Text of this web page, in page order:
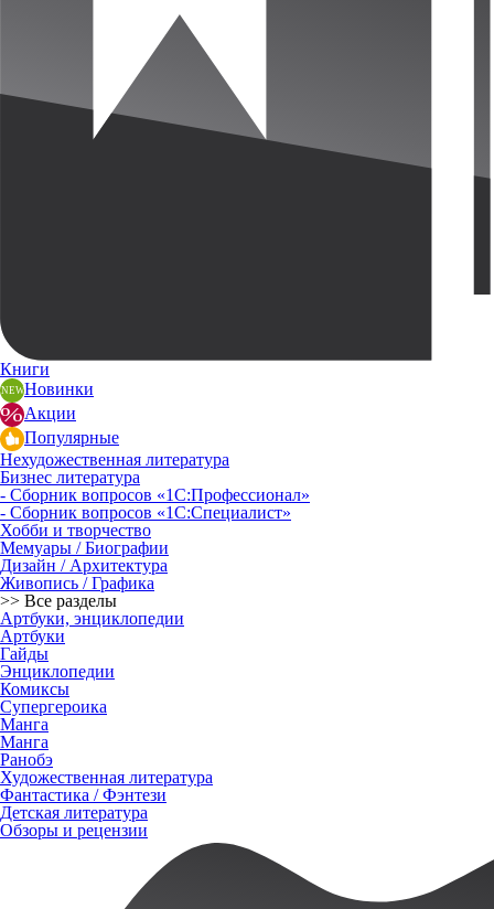
Книги
Новинки
Акции
Популярные
Нехудожественная литература
Бизнес литература
- Сборник вопросов «1С:Профессионал»
- Сборник вопросов «1С:Специалист»
Хобби и творчество
Мемуары / Биографии
Дизайн / Архитектура
Живопись / Графика
>> Все разделы
Артбуки, энциклопедии
Артбуки
Гайды
Энциклопедии
Комиксы
Супергероика
Манга
Манга
Ранобэ
Художественная литература
Фантастика / Фэнтези
Детская литература
Обзоры и рецензии